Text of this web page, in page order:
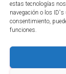
estas tecnologías
navegación o los ID's
consentimiento,
funciones.
devoción y